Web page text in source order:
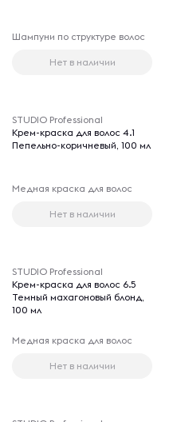
Шампуни по структуре волос
Нет в наличии
STUDIO Professional
Крем-краска для волос 4.1
Пепельно-коричневый, 100 мл
Медная краска для волос
Нет в наличии
STUDIO Professional
Крем-краска для волос 6.5
Темный махагоновый блонд,
100 мл
Медная краска для волос
Нет в наличии